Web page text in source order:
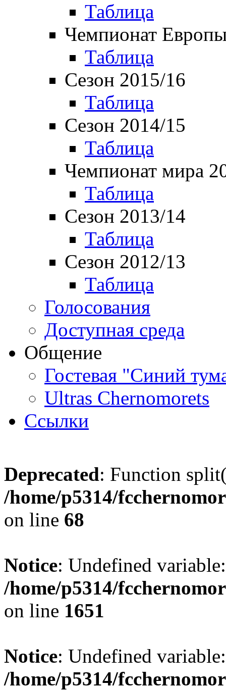
Таблица
Чемпионат
Таблица
Сезон 2015/16
Таблица
Сезон 2014/15
Таблица
Чемпионат мира
Таблица
Сезон 2013/14
Таблица
Сезон 2012/13
Таблица
Голосования
Доступная среда
Общение
Гостевая "Синий
Ultras Chernomorets
Ссылки
Deprecated: Function
/home/p5314/
on line 68
Notice: Undefined
/home/p5314/
on line 1651
Notice: Undefined
/home/p5314/